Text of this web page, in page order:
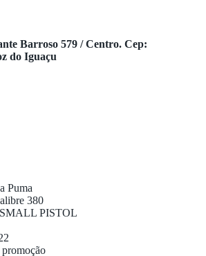
Barroso 579 / Centro. Cep:
do Iguaçu
Puma
380
PISTOL